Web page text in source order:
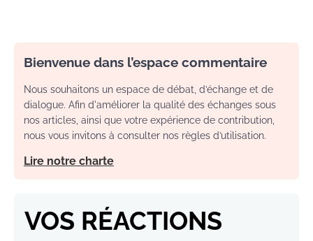
Bienvenue dans l’espace commentaire
Nous souhaitons un espace de débat, d’échange et de
dialogue. Afin d'améliorer la qualité des échanges sous
nos articles, ainsi que votre expérience de contribution,
nous vous invitons à consulter nos règles d’utilisation.
Lire notre charte
VOS RÉACTIONS